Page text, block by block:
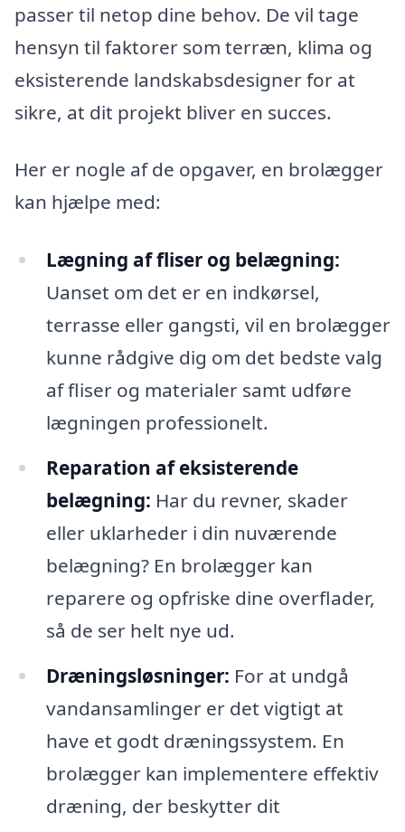
passer til netop dine behov. De vil tage
hensyn til faktorer som terræn, klima og
eksisterende landskabsdesigner for at
sikre, at dit projekt bliver en succes.
Her er nogle af de opgaver, en brolægger
kan hjælpe med:
Lægning af fliser og belægning:
Uanset om det er en indkørsel,
terrasse eller gangsti, vil en brolægger
kunne rådgive dig om det bedste valg
af fliser og materialer samt udføre
lægningen professionelt.
Reparation af eksisterende
belægning: Har du revner, skader
eller uklarheder i din nuværende
belægning? En brolægger kan
reparere og opfriske dine overflader,
så de ser helt nye ud.
Dræningsløsninger: For at undgå
vandansamlinger er det vigtigt at
have et godt dræningssystem. En
brolægger kan implementere effektiv
dræning, der beskytter dit